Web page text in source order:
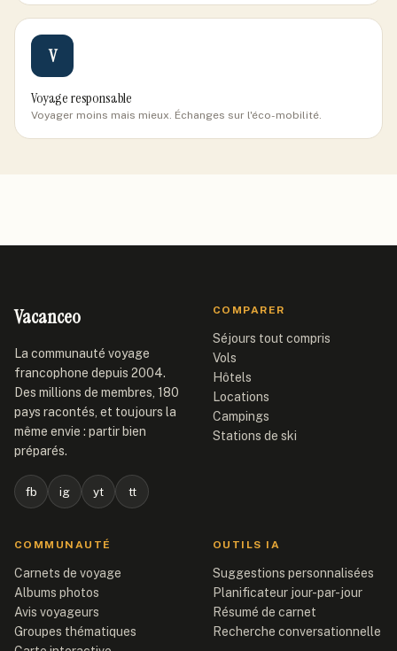
V
Voyage responsable
Voyager moins mais mieux. Échanges sur l'éco-mobilité.
Vacanceo
La communauté voyage
francophone depuis 2004.
Des millions de membres, 180
pays racontés, et toujours la
même envie : partir bien
préparés.
fb ig yt tt
COMPARER
Séjours tout compris
Vols
Hôtels
Locations
Campings
Stations de ski
COMMUNAUTÉ
Carnets de voyage
Albums photos
Avis voyageurs
Groupes thématiques
OUTILS IA
Suggestions personnalisées
Planificateur jour-par-jour
Résumé de carnet
Recherche conversationnelle